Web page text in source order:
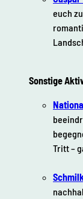
euch
Sonstige
Tritt –